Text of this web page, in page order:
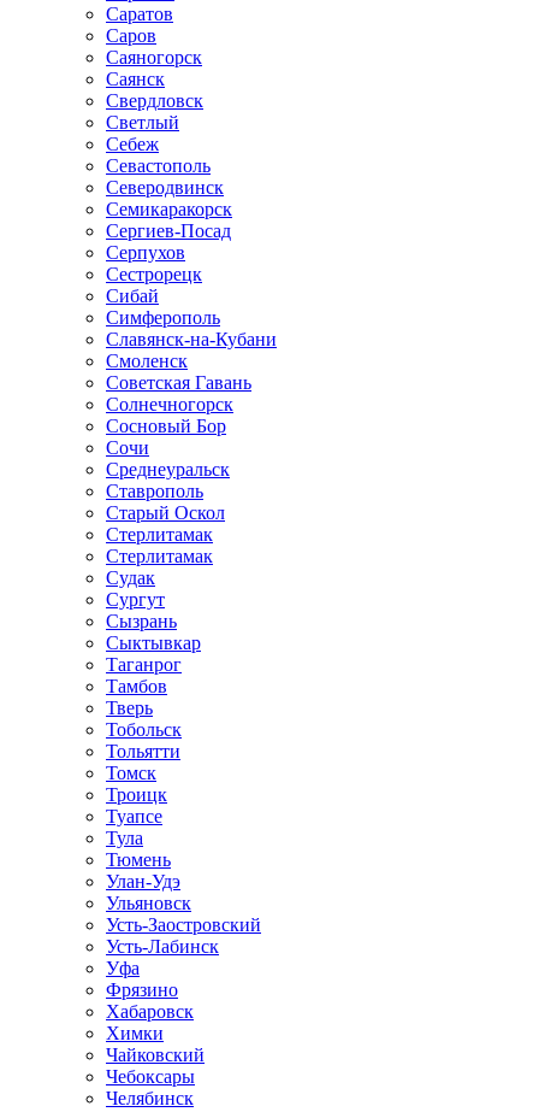
Саратов
Саров
Саяногорск
Саянск
Свердловск
Светлый
Себеж
Севастополь
Северодвинск
Семикаракорск
Сергиев-Посад
Серпухов
Сестрорецк
Сибай
Симферополь
Славянск-на-Кубани
Смоленск
Советская Гавань
Солнечногорск
Сосновый Бор
Сочи
Среднеуральск
Ставрополь
Старый Оскол
Стерлитамак
Стерлитамак
Судак
Сургут
Сызрань
Сыктывкар
Таганрог
Тамбов
Тверь
Тобольск
Тольятти
Томск
Троицк
Туапсе
Тула
Тюмень
Улан-Удэ
Ульяновск
Усть-Заостровский
Усть-Лабинск
Уфа
Фрязино
Хабаровск
Химки
Чайковский
Чебоксары
Челябинск